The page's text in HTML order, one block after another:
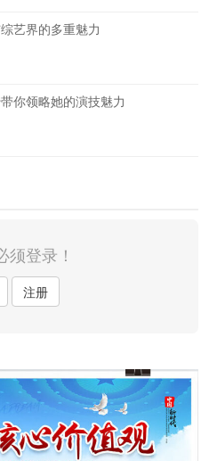
艺界的多重魅力
你领略她的演技魅力
须登录！
注册